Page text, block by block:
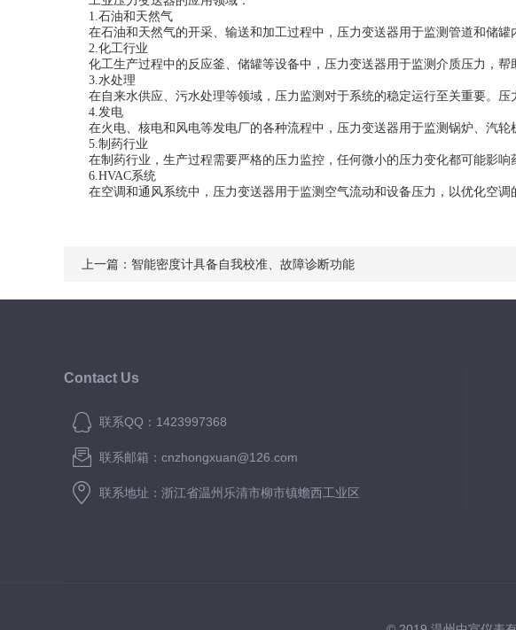
1.石油和天然气
在石油和天然气的开采、输送和加工过程中，压力变送器用于监测管道和储罐
2.化工行业
化工生产过程中的反应釜、储罐等设备中，压力变送器用于监测介质压力，帮
3.水处理
在自来水供应、污水处理等领域，压力监测对于系统的稳定运行至关重要。压
4.发电
在火电、核电和风电等发电厂的各种流程中，压力变送器用于监测锅炉、汽轮
5.制药行业
在制药行业，生产过程需要严格的压力监控，任何微小的压力变化都可能影响
6.HVAC系统
在空调和通风系统中，压力变送器用于监测空气流动和设备压力，以优化空调
上一篇： 智能密度计具备自我校准、故障诊断功能
Contact Us
联系QQ：1423997368
联系邮箱：cnzhongxuan@126.com
联系地址：浙江省温州乐清市柳市镇蟾西工业区